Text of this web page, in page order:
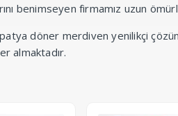
benimseyen firmamız uzun
döner merdiven yenilikçi
almaktadır.